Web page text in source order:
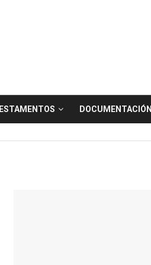
ESTAMENTOS DOCUMENTACIÓN